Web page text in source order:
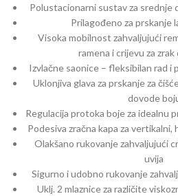
Polustacionarni sustav za srednje
Prilagođeno za prskanje
Visoka mobilnost zahvaljujući
ramena i crijevu za zrak
Izvlačne saonice – fleksibilan rad i
Uklonjiva glava za prskanje za
dovode
Regulacija protoka boje za idealnu
Podesiva zračna kapa za vertikalni,
Olakšano rukovanje zahvaljujući
uvija
Sigurno i udobno rukovanje
Uklj. 2 mlaznice za različite